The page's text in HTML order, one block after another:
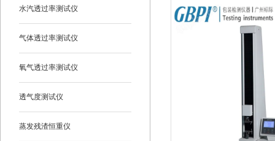
水汽透过率测试仪
气体透过率测试仪
氧气透过率测试仪
透气度测试仪
蒸发残渣恒重仪